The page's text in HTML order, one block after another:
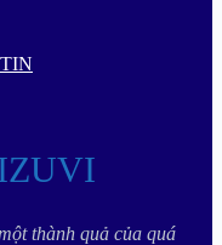
thành quả của quá